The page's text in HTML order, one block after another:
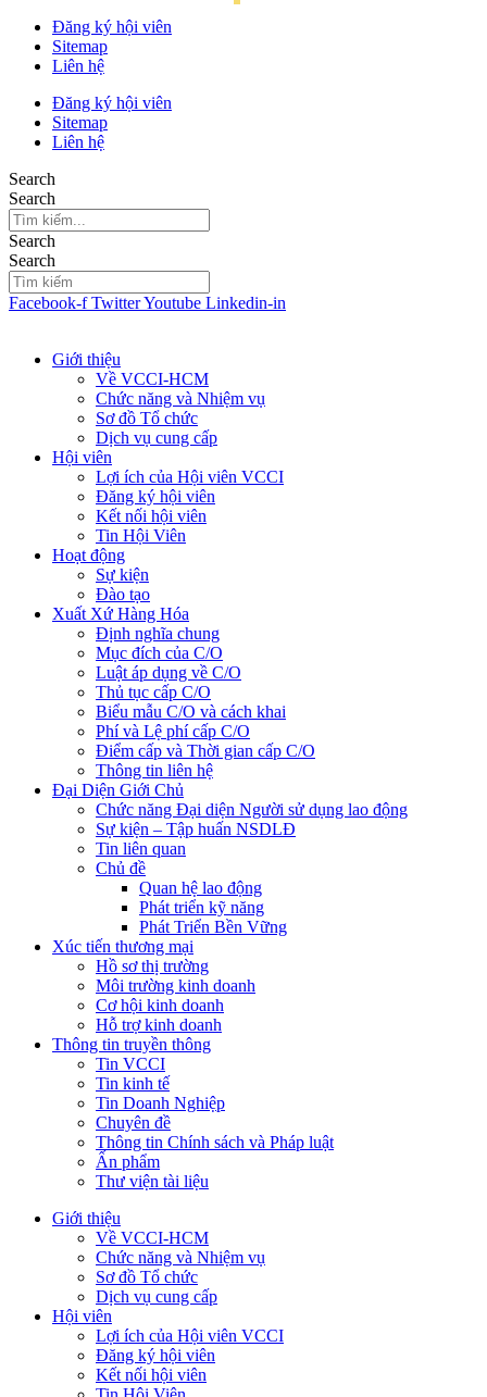
Đăng ký hội viên
Sitemap
Liên hệ
Đăng ký hội viên
Sitemap
Liên hệ
Search
Search
Search
Search
Facebook-f TwitterYoutube Linkedin-in
Giới thiệu
Về VCCI-HCM
Chức năng và Nhiệm vụ
Sơ đồ Tổ chức
Dịch vụ cung cấp
Hội viên
Lợi ích của Hội viên VCCI
Đăng ký hội viên
Kết nối hội viên
Tin Hội Viên
Hoạt động
Sự kiện
Đào tạo
Xuất Xứ Hàng Hóa
Định nghĩa chung
Mục đích của C/O
Luật áp dụng về C/O
Thủ tục cấp C/O
Biểu mẫu C/O và cách khai
Phí và Lệ phí cấp C/O
Điểm cấp và Thời gian cấp C/O
Thông tin liên hệ
Đại Diện Giới Chủ
Chức năng Đại diện Người sử dụng lao động
Sự kiện – Tập huấn NSDLĐ
Tin liên quan
Chủ đề
Quan hệ lao động
Phát triển kỹ năng
Phát Triển Bền Vững
Xúc tiến thương mại
Hồ sơ thị trường
Môi trường kinh doanh
Cơ hội kinh doanh
Hỗ trợ kinh doanh
Thông tin truyền thông
Tin VCCI
Tin kinh tế
Tin Doanh Nghiệp
Chuyên đề
Thông tin Chính sách và Pháp luật
Ấn phẩm
Thư viện tài liệu
Giới thiệu
Về VCCI-HCM
Chức năng và Nhiệm vụ
Sơ đồ Tổ chức
Dịch vụ cung cấp
Hội viên
Lợi ích của Hội viên VCCI
Đăng ký hội viên
Kết nối hội viên